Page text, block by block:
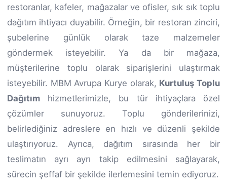
restoranlar, kafeler, mağazalar ve ofisler, sık sık toplu
dağıtım ihtiyacı duyabilir. Örneğin, bir restoran zinciri,
şubelerine günlük olarak taze malzemeler
göndermek isteyebilir. Ya da bir mağaza,
müşterilerine toplu olarak siparişlerini ulaştırmak
isteyebilir. MBM Avrupa Kurye olarak, Kurtuluş Toplu
Dağıtım hizmetlerimizle, bu tür ihtiyaçlara özel
çözümler sunuyoruz. Toplu gönderilerinizi,
belirlediğiniz adreslere en hızlı ve düzenli şekilde
ulaştırıyoruz. Ayrıca, dağıtım sırasında her bir
teslimatın ayrı ayrı takip edilmesini sağlayarak,
sürecin şeffaf bir şekilde ilerlemesini temin ediyoruz.